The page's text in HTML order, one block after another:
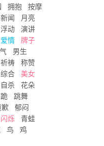
拥抱
按摩
新闻
月亮
浮动
演讲
爱情
牌子
男生
祈祷
称赞
综合
美女
自杀
花朵
跪
跳舞
郁闷
闪烁
青蛙
鸟
鸡